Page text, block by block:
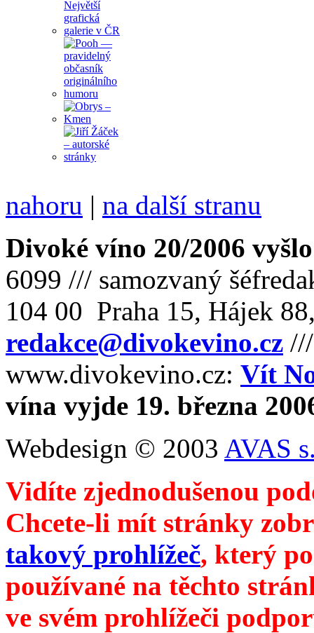
nahoru | na další stranu
Divoké víno 20/2006
6099 /// samozvaný
104 00 Praha 15, Hájek
redakce@divokevino.cz
www.divokevino.cz: Vít
vína vyjde 19. března
Webdesign © 2003 AVAS
Vidíte zjednodušenou
Chcete-li mít stránky
takový prohlížeč, který
používané na těchto
ve svém prohlížeči